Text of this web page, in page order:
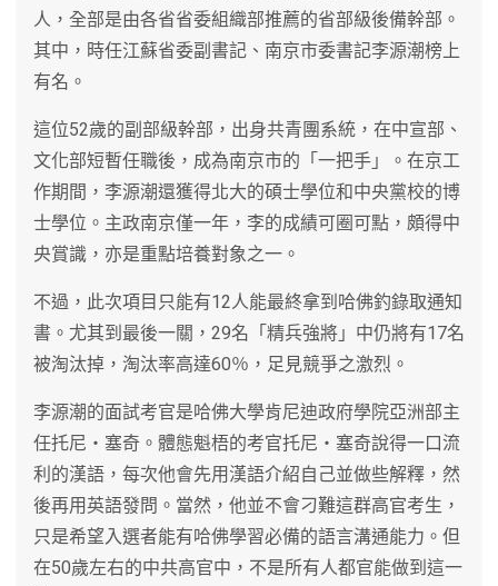
人，全部是由各省省委組織部推薦的省部級後備幹部。
其中，時任江蘇省委副書記、南京市委書記李源潮榜上
有名。
這位52歲的副部級幹部，出身共青團系統，在中宣部、
文化部短暫任職後，成為南京市的「一把手」。在京工
作期間，李源潮還獲得北大的碩士學位和中央黨校的博
士學位。主政南京僅一年，李的成績可圈可點，頗得中
央賞識，亦是重點培養對象之一。
不過，此次項目只能有12人能最終拿到哈佛釣錄取通知
書。尤其到最後一關，29名「精兵強將」中仍將有17名
被淘汰掉，淘汰率高達60％，足見競爭之激烈。
李源潮的面試考官是哈佛大學肯尼迪政府學院亞洲部主
任托尼‧塞奇。體態魁梧的考官托尼‧塞奇說得一口流
利的漢語，每次他會先用漢語介紹自己並做些解釋，然
後再用英語發問。當然，他並不會刁難這群高官考生，
只是希望入選者能有哈佛學習必備的語言溝通能力。但
在50歲左右的中共高官中，不是所有人都官能做到這一